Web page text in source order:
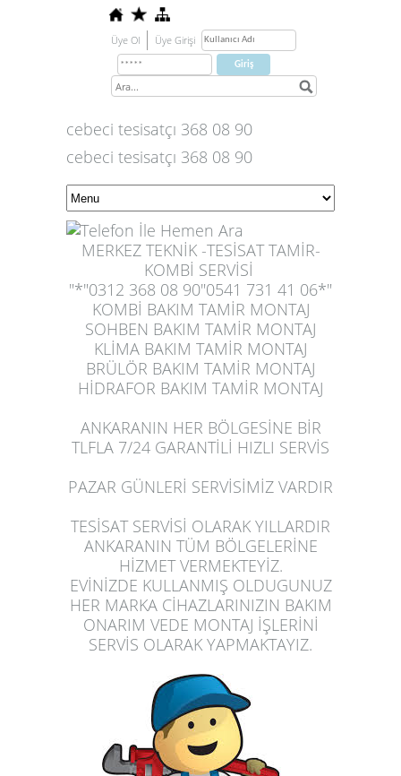
Üye Ol Üye Girişi
cebeci tesisatçı 368 08 90
cebeci tesisatçı 368 08 90
MERKEZ TEKNİK -TESİSAT TAMİR-
KOMBİ SERVİSİ
"*"0312 368 08 90"0541 731 41 06*"
KOMBİ BAKIM TAMİR MONTAJ
SOHBEN BAKIM TAMİR MONTAJ
KLİMA BAKIM TAMİR MONTAJ
BRÜLÖR BAKIM TAMİR MONTAJ
HİDRAFOR BAKIM TAMİR MONTAJ
ANKARANIN HER BÖLGESİNE BİR
TLFLA 7/24 GARANTİLİ HIZLI SERVİS
PAZAR GÜNLERİ SERVİSİMİZ VARDIR
TESİSAT SERVİSİ OLARAK YILLARDIR
ANKARANIN TÜM BÖLGELERİNE
HİZMET VERMEKTEYİZ.
EVİNİZDE KULLANMIŞ OLDUGUNUZ
HER MARKA CİHAZLARINIZIN BAKIM
ONARIM VEDE MONTAJ İŞLERİNİ
SERVİS OLARAK YAPMAKTAYIZ.